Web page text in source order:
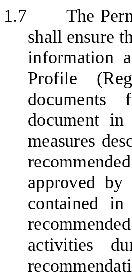
1.7
The
shall ensure
information
Profile
documents
document
measures
approved
contained
activities